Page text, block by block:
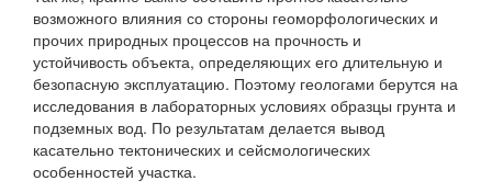
возможного влияния со стороны геоморфологических и
прочих природных процессов на прочность и
устойчивость объекта, определяющих его длительную и
безопасную эксплуатацию. Поэтому геологами берутся на
исследования в лабораторных условиях образцы грунта и
подземных вод. По результатам делается вывод
касательно тектонических и сейсмологических
особенностей участка.